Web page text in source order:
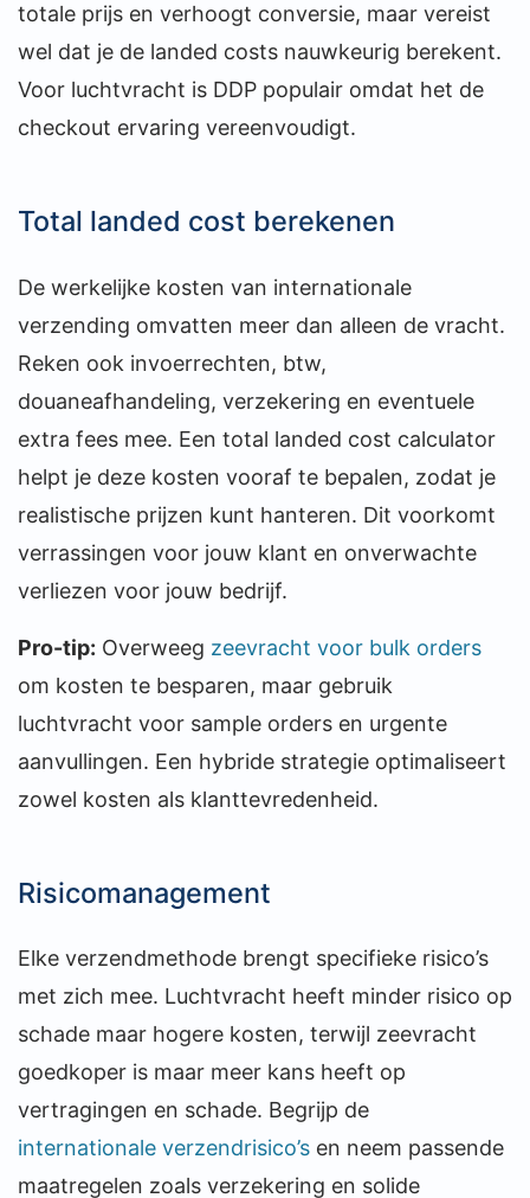
totale prijs en verhoogt conversie, maar vereist
wel dat je de landed costs nauwkeurig berekent.
Voor luchtvracht is DDP populair omdat het de
checkout ervaring vereenvoudigt.
Total landed cost berekenen
De werkelijke kosten van internationale
verzending omvatten meer dan alleen de vracht.
Reken ook invoerrechten, btw,
douaneafhandeling, verzekering en eventuele
extra fees mee. Een total landed cost calculator
helpt je deze kosten vooraf te bepalen, zodat je
realistische prijzen kunt hanteren. Dit voorkomt
verrassingen voor jouw klant en onverwachte
verliezen voor jouw bedrijf.
Pro-tip: Overweeg zeevracht voor bulk orders
om kosten te besparen, maar gebruik
luchtvracht voor sample orders en urgente
aanvullingen. Een hybride strategie optimaliseert
zowel kosten als klanttevredenheid.
Risicomanagement
Elke verzendmethode brengt specifieke risico’s
met zich mee. Luchtvracht heeft minder risico op
schade maar hogere kosten, terwijl zeevracht
goedkoper is maar meer kans heeft op
vertragingen en schade. Begrijp de
internationale verzendrisico’s en neem passende
maatregelen zoals verzekering en solide